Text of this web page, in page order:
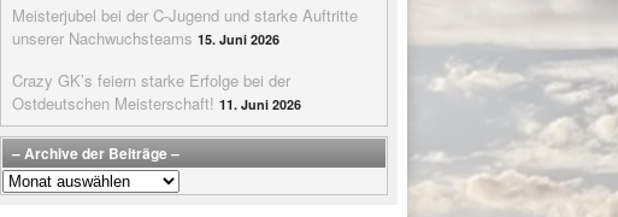
Meisterjubel bei der C-Jugend und starke Auftritte
unserer Nachwuchsteams 15. Juni 2026
Crazy GK’s feiern starke Erfolge bei der
Ostdeutschen Meisterschaft! 11. Juni 2026
– Archive der Beiträge –
–
Archive